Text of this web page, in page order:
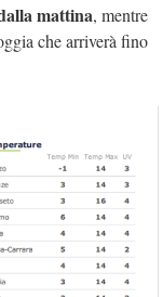
mattina, mentre
che arriverà fino